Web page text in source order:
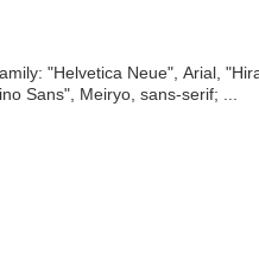
"Helvetica Neue", Arial,
Sans", Meiryo, sans-serif; ...